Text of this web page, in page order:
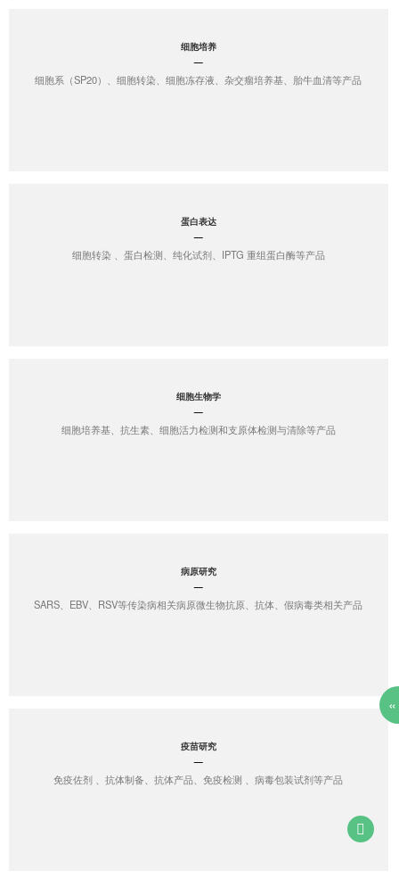
细胞培养
细胞系（SP20）、细胞转染、细胞冻存液、杂交瘤培养基、胎牛血清等产品
蛋白表达
细胞转染 、蛋白检测、纯化试剂、IPTG 重组蛋白酶等产品
细胞生物学
细胞培养基、抗生素、细胞活力检测和支原体检测与清除等产品
病原研究
SARS、EBV、RSV等传染病相关病原微生物抗原、抗体、假病毒类相关产品
疫苗研究
免疫佐剂 、抗体制备、抗体产品、免疫检测 、病毒包装试剂等产品
